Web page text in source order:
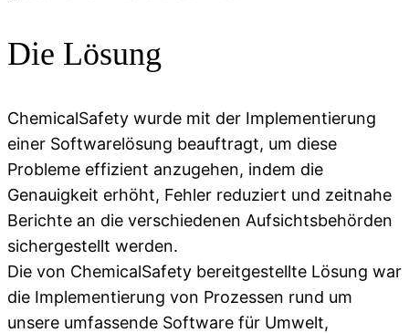
Die Lösung
ChemicalSafety wurde mit der Implementierung
einer Softwarelösung beauftragt, um diese
Probleme effizient anzugehen, indem die
Genauigkeit erhöht, Fehler reduziert und zeitnahe
Berichte an die verschiedenen Aufsichtsbehörden
sichergestellt werden.
Die von ChemicalSafety bereitgestellte Lösung war
die Implementierung von Prozessen rund um
unsere umfassende Software für Umwelt,